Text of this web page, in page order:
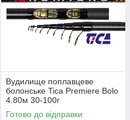
Вудилище поплавцеве
болонське Tica Premiere Bolo
4.80м 30-100г
Готово до відправки